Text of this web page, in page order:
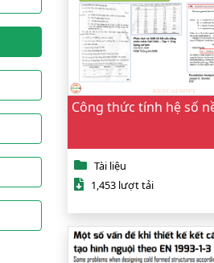
Công thức tính hệ số
Tài liệu
1,453 lượt tải